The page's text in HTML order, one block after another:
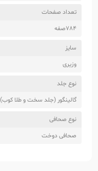
تعداد صفحات
784صفه
سایز
وزیری
نوع جلد
گالینگور (جلد سخت و طلا کوب)
نوع صحافی
صحافی دوخت